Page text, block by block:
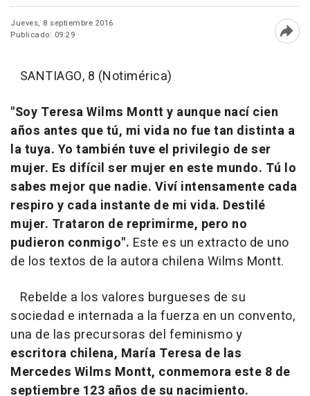
Jueves, 8 septiembre 2016
Publicado: 09:29
SANTIAGO, 8 (Notimérica)
"Soy Teresa Wilms Montt y aunque nací cien
años antes que tú, mi vida no fue tan distinta a
la tuya. Yo también tuve el privilegio de ser
mujer. Es difícil ser mujer en este mundo. Tú lo
sabes mejor que nadie. Viví intensamente cada
respiro y cada instante de mi vida. Destilé
mujer. Trataron de reprimirme, pero no
pudieron conmigo". Este es un extracto de uno
de los textos de la autora chilena Wilms Montt.
Rebelde a los valores burgueses de su
sociedad e internada a la fuerza en un convento,
una de las precursoras del feminismo y
escritora chilena, María Teresa de las
Mercedes Wilms Montt, conmemora este 8 de
septiembre 123 años de su nacimiento.